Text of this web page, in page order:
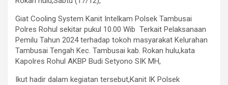
Giat Cooling System Kanit Intelkam Polsek Tambusai
Polres Rohul sekitar pukul 10.00 Wib Terkait Pelaksanaan
Pemilu Tahun 2024 terhadap tokoh masyarakat Kelurahan
Tambusai Tengah Kec. Tambusai kab. Rokan hulu,kata
Kapolres Rohul AKBP Budi Setyono SIK MH,
Ikut hadir dalam kegiatan tersebut,Kanit IK Polsek